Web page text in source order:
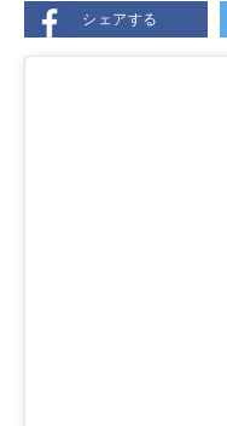
シェアする